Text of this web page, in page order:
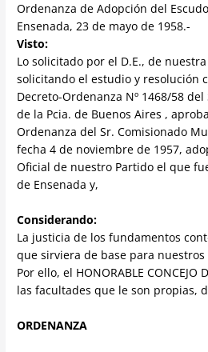
Ordenanza de Adopción del Escudo
Ensenada, 23 de mayo de 1958.-
Visto:
Lo solicitado por el D.E., de
solicitando el estudio y resolución
Decreto-Ordenanza Nº 1468/58
de la Pcia. de Buenos Aires ,
Ordenanza del Sr. Comisionado
fecha 4 de noviembre de 1957,
Oficial de nuestro Partido el que
de Ensenada y,
Considerando:
La justicia de los fundamentos
que sirviera de base para nuestros
Por ello, el HONORABLE CONCEJO
las facultades que le son propias,
ORDENANZA